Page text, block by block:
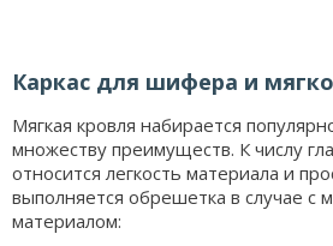
Каркас для шифера и
Мягкая кровля набирается
множеству преимуществ. К числу
относится легкость материала и
выполняется обрешетка в случае с
материалом: